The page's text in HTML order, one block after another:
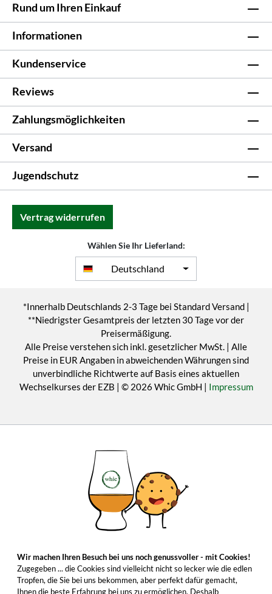
Rund um Ihren Einkauf
Informationen
Kundenservice
Reviews
Zahlungsmöglichkeiten
Versand
Jugendschutz
Vertrag widerrufen
Wählen Sie Ihr Lieferland:
Deutschland
*Innerhalb Deutschlands 2-3 Tage bei Standard Versand |
**Niedrigster Gesamtpreis der letzten 30 Tage vor der
Preisermäßigung.
Alle Preise verstehen sich inkl. gesetzlicher MwSt. | Alle
Preise in EUR Angaben in abweichenden Währungen sind
unverbindliche Richtwerte auf Basis eines aktuellen
Wechselkurses der EZB | © 2026 Whic GmbH | Impressum
Wir machen Ihren Besuch bei uns noch genussvoller - mit Cookies!
Zugegeben ... die Cookies sind vielleicht nicht so lecker wie die edlen
Tropfen, die Sie bei uns bekommen, aber perfekt dafür gemacht,
Ihnen die beste Erfahrung bei uns zu ermöglichen. Deshalb